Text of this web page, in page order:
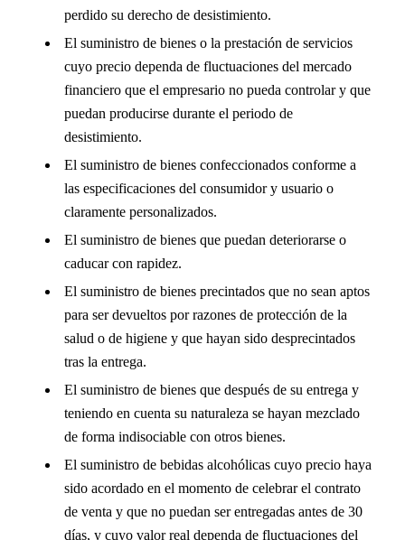
perdido su derecho de desistimiento.
El suministro de bienes o la prestación de servicios
cuyo precio dependa de fluctuaciones del mercado
financiero que el empresario no pueda controlar y que
puedan producirse durante el periodo de
desistimiento.
El suministro de bienes confeccionados conforme a
las especificaciones del consumidor y usuario o
claramente personalizados.
El suministro de bienes que puedan deteriorarse o
caducar con rapidez.
El suministro de bienes precintados que no sean aptos
para ser devueltos por razones de protección de la
salud o de higiene y que hayan sido desprecintados
tras la entrega.
El suministro de bienes que después de su entrega y
teniendo en cuenta su naturaleza se hayan mezclado
de forma indisociable con otros bienes.
El suministro de bebidas alcohólicas cuyo precio haya
sido acordado en el momento de celebrar el contrato
de venta y que no puedan ser entregadas antes de 30
días, y cuyo valor real dependa de fluctuaciones del